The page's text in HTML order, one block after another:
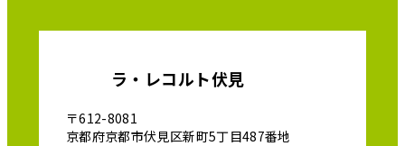
ラ・レコルト伏見
〒612-8081
京都府京都市伏見区新町5丁目487番地